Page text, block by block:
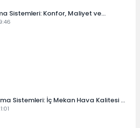
Sistemleri: Konfor, Maliyet ve
Sistemleri: İç Mekan Hava Kalitesi ve
Rehberi (2025)